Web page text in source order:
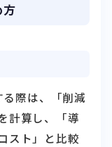
際は、「削減
計算し、「導
スト」と比較